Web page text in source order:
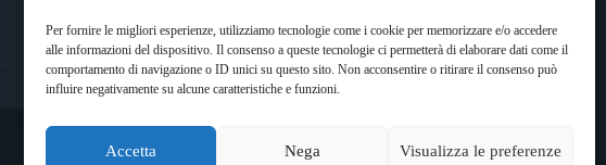
Per fornire le migliori esperienze, utilizziamo tecnologie come i cookie per memorizzare e/o accedere
alle informazioni del dispositivo. Il consenso a queste tecnologie ci permetterà di elaborare dati come il
comportamento di navigazione o ID unici su questo sito. Non acconsentire o ritirare il consenso può
influire negativamente su alcune caratteristiche e funzioni.
Accetta Nega Visualizza le preferenze